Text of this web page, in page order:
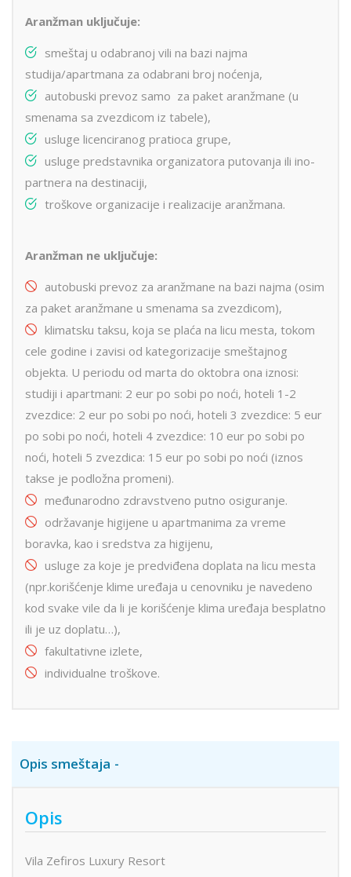
Aranžman uključuje:
smeštaj u odabranoj vili na bazi najma
studija/apartmana za odabrani broj noćenja,
autobuski prevoz samo za paket aranžmane (u
smenama sa zvezdicom iz tabele),
usluge licenciranog pratioca grupe,
usluge predstavnika organizatora putovanja ili ino-
partnera na destinaciji,
troškove organizacije i realizacije aranžmana.
Aranžman ne uključuje:
autobuski prevoz za aranžmane na bazi najma (osim
za paket aranžmane u smenama sa zvezdicom),
klimatsku taksu, koja se plaća na licu mesta, tokom
cele godine i zavisi od kategorizacije smeštajnog
objekta. U periodu od marta do oktobra ona iznosi:
studiji i apartmani: 2 eur po sobi po noći, hoteli 1-2
zvezdice: 2 eur po sobi po noći, hoteli 3 zvezdice: 5 eur
po sobi po noći, hoteli 4 zvezdice: 10 eur po sobi po
noći, hoteli 5 zvezdica: 15 eur po sobi po noći (iznos
takse je podložna promeni).
međunarodno zdravstveno putno osiguranje.
održavanje higijene u apartmanima za vreme
boravka, kao i sredstva za higijenu,
usluge za koje je predviđena doplata na licu mesta
(npr.korišćenje klime uređaja u cenovniku je navedeno
kod svake vile da li je korišćenje klima uređaja besplatno
ili je uz doplatu…),
fakultativne izlete,
individualne troškove.
Opis smeštaja
Opis
Vila Zefiros Luxury Resort